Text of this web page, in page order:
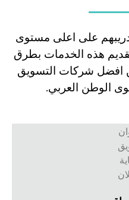
على اعلى مستوى
هذه الخدمات بطرق
افضل شركات التسويق
الوطن العربي.